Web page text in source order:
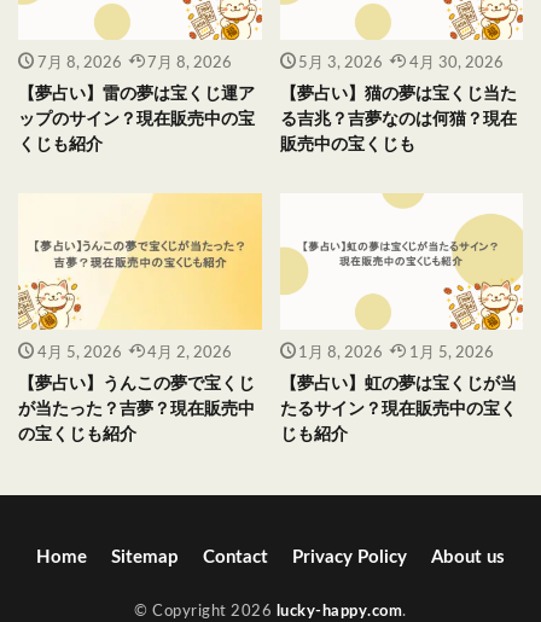
7月 8, 2026 7月 8, 2026
【夢占い】雷の夢は宝くじ運ア
ップのサイン？現在販売中の宝
くじも紹介
5月 3, 2026 4月 30, 2026
【夢占い】猫の夢は宝くじ当た
る吉兆？吉夢なのは何猫？現在
販売中の宝くじも
4月 5, 2026 4月 2, 2026
【夢占い】うんこの夢で宝くじ
が当たった？吉夢？現在販売中
の宝くじも紹介
1月 8, 2026 1月 5, 2026
【夢占い】虹の夢は宝くじが当
たるサイン？現在販売中の宝く
じも紹介
Home Sitemap Contact Privacy Policy About us
© Copyright 2026 lucky-happy.com.